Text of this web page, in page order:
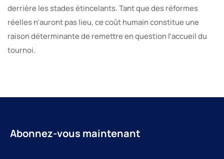
derrière les stades étincelants. Tant que des réformes
réelles n’auront pas lieu, ce coût humain constitue une
raison déterminante de remettre en question l’accueil du
tournoi.
Abonnez-vous maintenant